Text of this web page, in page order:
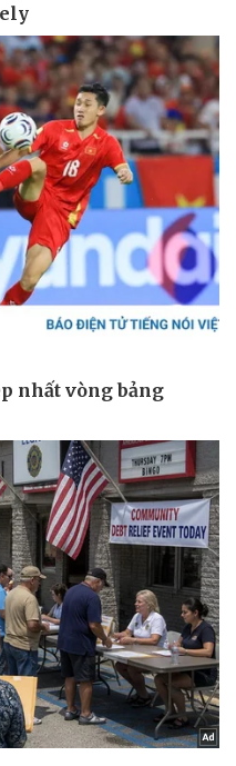
Công nghệ
Sành điệu
Tin Công nghệ
Trải nghiệm
Chuyển đổi số